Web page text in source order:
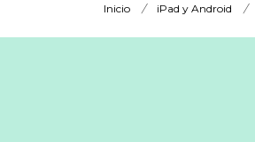
Inicio / iPad y Android /